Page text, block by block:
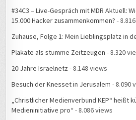
#34C3 – Live-Gespräch mit MDR Aktuell:
15.000 Hacker zusammenkommen? -
Zuhause, Folge 1: Mein Lieblingsplatz in
Plakate als stumme Zeitzeugen - 8.320
20 Jahre Israelnetz - 8.148 views
Besuch der Knesset in Jerusalem - 8.090
„Christlicher Medienverbund KEP“ heißt
Medieninitiative pro“ - 8.086 views